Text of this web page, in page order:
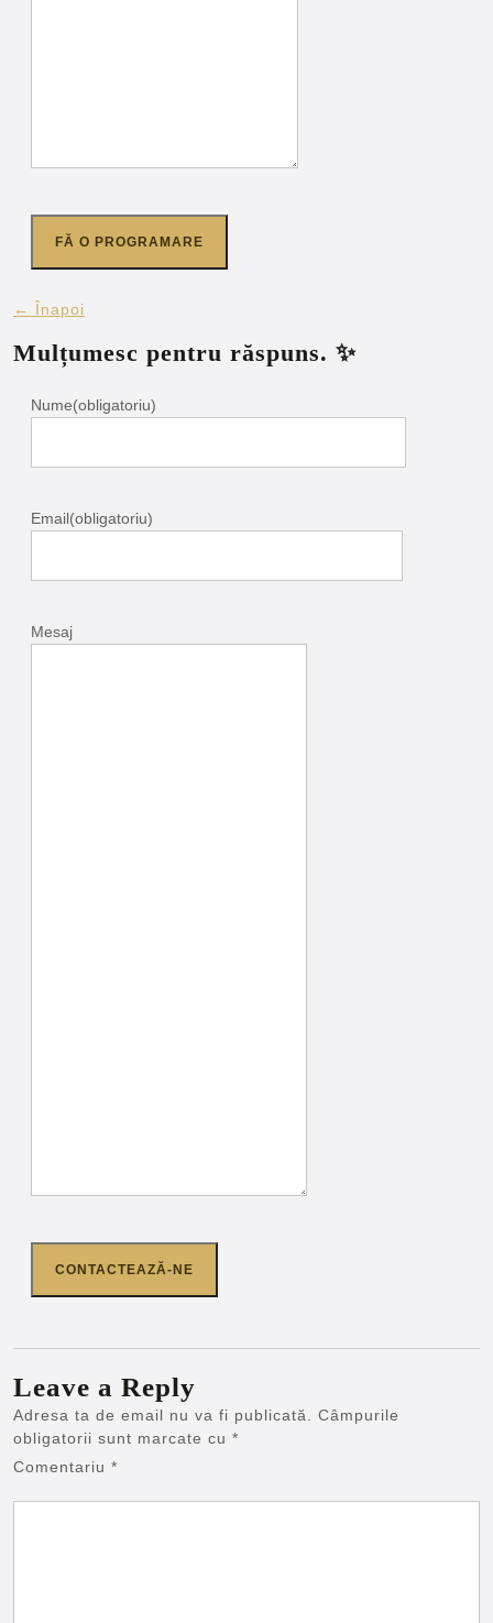
FĂ O PROGRAMARE
← Înapoi
Mulțumesc pentru răspuns. ✨
Nume(obligatoriu)
Email(obligatoriu)
Mesaj
CONTACTEAZĂ-NE
Leave a Reply
Adresa ta de email nu va fi publicată.
Câmpurile
obligatorii sunt marcate cu *
Comentariu *